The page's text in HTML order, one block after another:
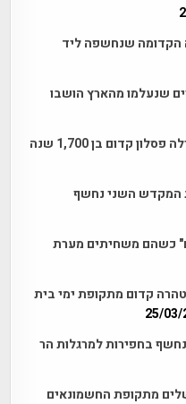
שנחשפה ליד
שנעלמו מהארץ הושבו
קדום בן 1,700 שנה
המקדש השני נחשף
כשהם משחיתים מערת
קדום מתקופת ימי בית
25/03/
נחשף בחפירות למרגלות הר
מתקופת החשמונאים